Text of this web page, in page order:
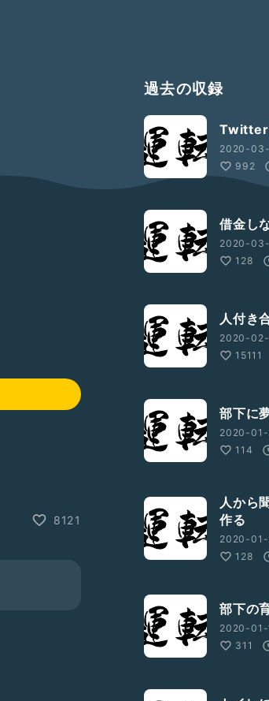
8121
過去の収録
Twitter
2020-03-
992
借金し
2020-03-
128
人付き
2020-
15111
部下に
2020-
114
人から
作る
2020-01-
128
部下の
2020-01-
311